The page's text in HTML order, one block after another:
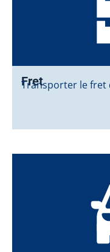
Fret
Transporter le fret